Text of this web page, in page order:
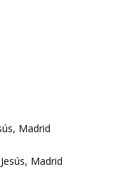
Madrid
Madrid